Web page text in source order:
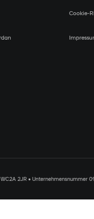
Cookie-
2JR • Unternehmensnummer